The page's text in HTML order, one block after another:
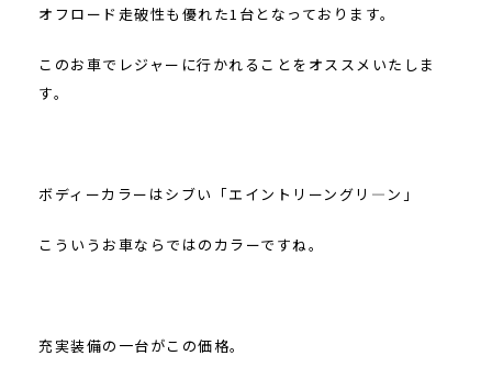
オフロード走破性も優れた1台となっております。
このお車でレジャーに行かれることをオススメいたしま
す。
ボディーカラーはシブい「エイントリーングリ―ン」
こういうお車ならではのカラーですね。
充実装備の一台がこの価格。